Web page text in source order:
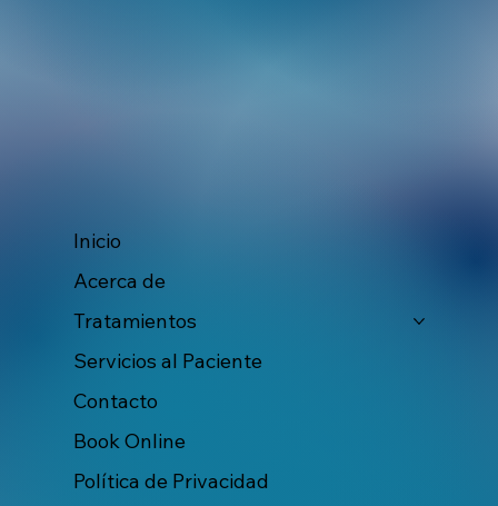
Inicio
Acerca de
Tratamientos
Servicios al Paciente
Contacto
Book Online
Política de Privacidad